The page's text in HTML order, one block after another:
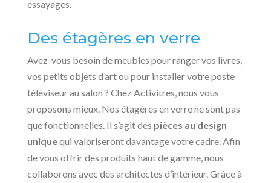
essayages.
Des étagères en verre
Avez-vous besoin de meubles pour ranger vos livres,
vos petits objets d’art ou pour installer votre poste
téléviseur au salon ? Chez Activitres, nous vous
proposons mieux. Nos étagères en verre ne sont pas
que fonctionnelles. Il s’agit des pièces au design
uniquequi valoriseront davantage votre cadre. Afin
de vous offrir des produits haut de gamme, nous
collaborons avec des architectes d’intérieur. Grâce à